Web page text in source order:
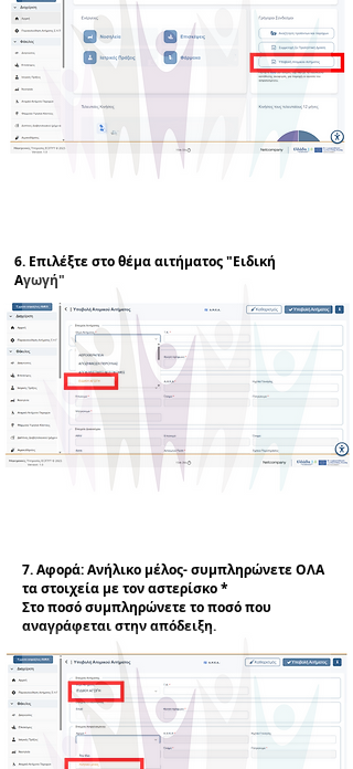
6. Επιλέξτε στο θέμα αιτήματος "Ειδική
Αγωγή"
7. Αφορά: Ανήλικο μέλος- συμπληρώνετε ΟΛΑ
τα στοιχεία με τον αστερίσκο *
Στο ποσό συμπληρώνετε το ποσό που
αναγράφεται στην απόδειξη.